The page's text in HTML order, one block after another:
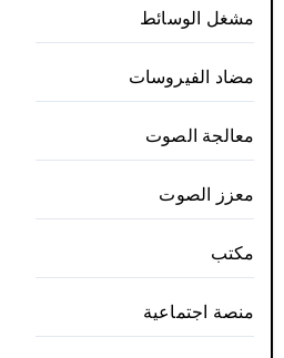
مشغل الوسائط
مضاد الفيروسات
معالجة الصوت
معزز الصوت
مكتب
منصة اجتماعية